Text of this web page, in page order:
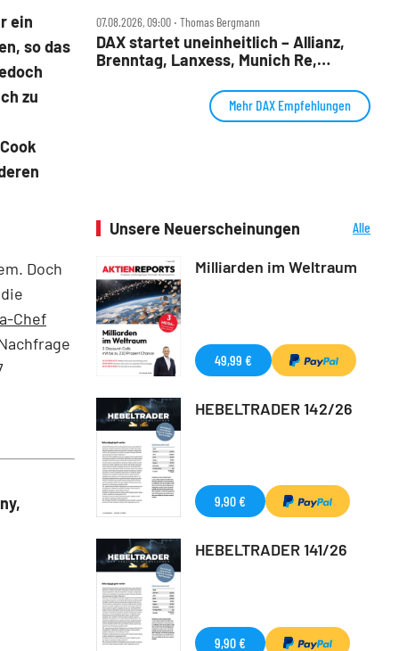
ein
so das
zu
Doch
Chef
07.08.2026, 09:00 ‧ Thomas Bergmann
DAX startet uneinheitlich – Allianz,
Brenntag, Lanxess, Munich Re,
Mehr DAX Empfehlungen
Unsere Neuerscheinungen
Alle
Milliarden im Weltraum
49,99 €
HEBELTRADER 142/26
9,90 €
HEBELTRADER 141/26
9,90 €